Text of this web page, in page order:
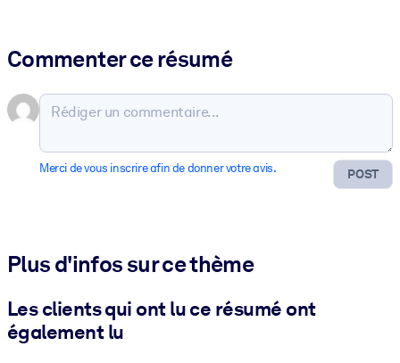
Commenter ce résumé
POST
Merci de vous inscrire afin de donner votre avis.
Plus d'infos sur ce thème
Les clients qui ont lu ce résumé ont
également lu